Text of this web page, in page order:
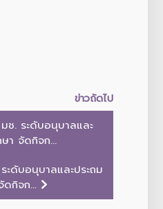
ข่าวถัดไป
ช. ระดับอนุบาลและ
า จัดกิจก...
ะดับอนุบาลและประถม
กิจก...